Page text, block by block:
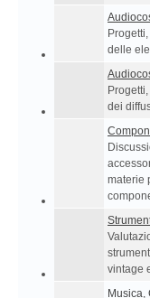
delle
dei
materie
vintage
Musica,